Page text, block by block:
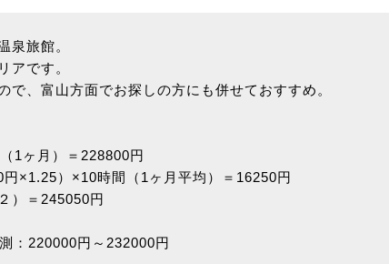
泉旅館。
アです。
で、富山方面でお探しの方にも併せておすすめ。
1ヶ月）＝228800円
円×1.25）×10時間（1ヶ月平均）＝16250円
）＝245050円
：220000円～232000円